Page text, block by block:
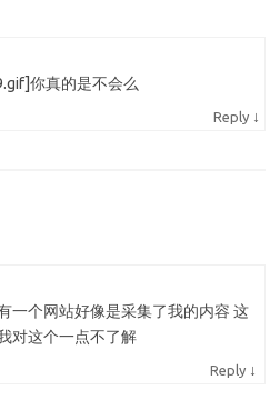
你真的是不会么
Reply ↓
一个网站好像是采集了我的内容 这
对这个一点不了解
Reply ↓